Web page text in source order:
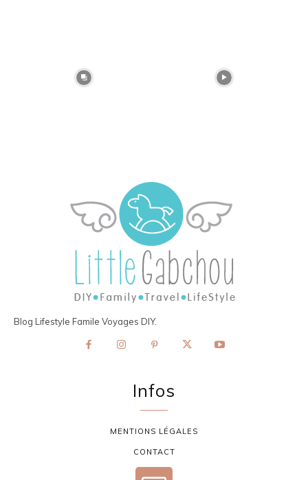
Blog Lifestyle Famile Voyages DIY.
Infos
MENTIONS LÉGALES
CONTACT